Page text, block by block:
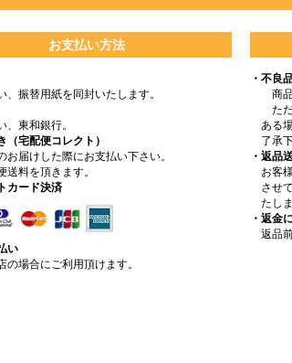
お支払い方法
、振替用紙を同封いたします。
、東和銀行。
（宅配便コレクト）
お届けした際にお支払い下さい。
送料を頂きます。
カード決済
い
の場合にご利用頂けます。
・不良
商品
ただ
ある
了承
・返品
お客
させ
たし
・返金
返品